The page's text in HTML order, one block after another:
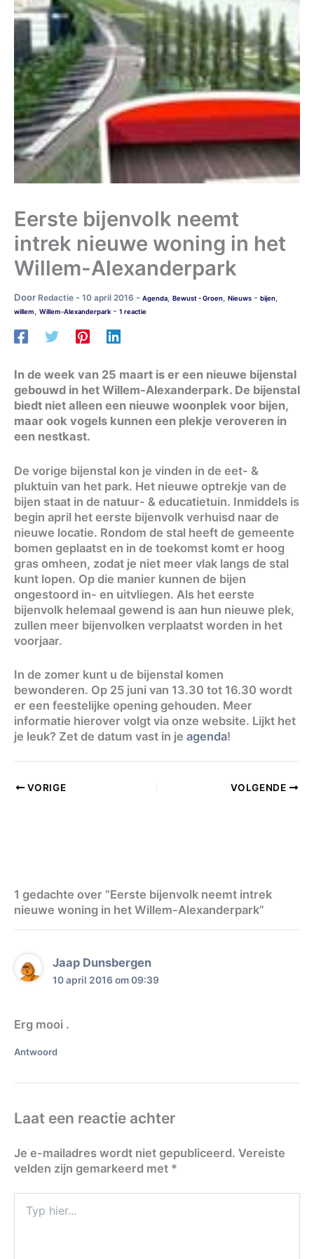
Eerste bijenvolk neemt
intrek nieuwe woning in het
Willem-Alexanderpark
Door Redactie - 10 april 2016 - Agenda, Bewust - Groen, Nieuws - bijen,
willem, Willem-Alexanderpark - 1 reactie
In de week van 25 maart is er een nieuwe bijenstal
gebouwd in het Willem-Alexanderpark. De bijenstal
biedt niet alleen een nieuwe woonplek voor bijen,
maar ook vogels kunnen een plekje veroveren in
een nestkast.
De vorige bijenstal kon je vinden in de eet- &
pluktuin van het park. Het nieuwe optrekje van de
bijen staat in de natuur- & educatietuin. Inmiddels is
begin april het eerste bijenvolk verhuisd naar de
nieuwe locatie. Rondom de stal heeft de gemeente
bomen geplaatst en in de toekomst komt er hoog
gras omheen, zodat je niet meer vlak langs de stal
kunt lopen. Op die manier kunnen de bijen
ongestoord in- en uitvliegen. Als het eerste
bijenvolk helemaal gewend is aan hun nieuwe plek,
zullen meer bijenvolken verplaatst worden in het
voorjaar.
In de zomer kunt u de bijenstal komen
bewonderen. Op 25 juni van 13.30 tot 16.30 wordt
er een feestelijke opening gehouden. Meer
informatie hierover volgt via onze website. Lijkt het
je leuk? Zet de datum vast in je agenda!
VORIGE VOLGENDE
1 gedachte over “Eerste bijenvolk neemt intrek
nieuwe woning in het Willem-Alexanderpark”
Jaap Dunsbergen
10 april 2016 om 09:39
Erg mooi .
Antwoord
Laat een reactie achter
Je e-mailadres wordt niet gepubliceerd. Vereiste
velden zijn gemarkeerd met *
hier...